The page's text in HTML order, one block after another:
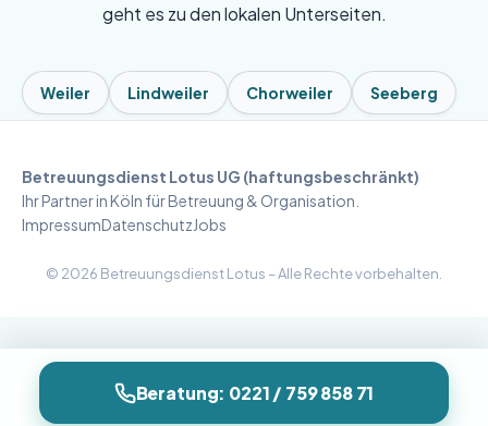
Beratung: 0221 / 759 858 71
geht es zu den lokalen Unterseiten.
Weiler Lindweiler Chorweiler Seeberg
Betreuungsdienst Lotus UG (haftungsbeschränkt)
Ihr Partner in Köln für Betreuung & Organisation.
ImpressumDatenschutzJobs
© 2026 Betreuungsdienst Lotus – Alle Rechte vorbehalten.